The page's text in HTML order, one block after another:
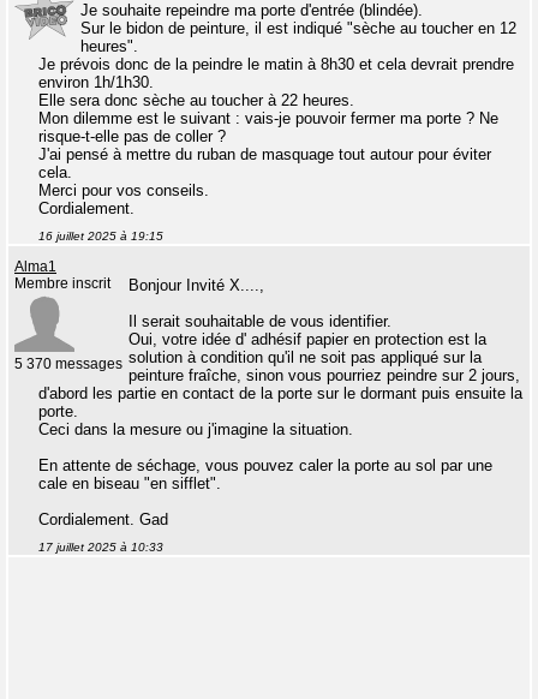
Je souhaite repeindre ma porte d'entrée (blindée).
Sur le bidon de peinture, il est indiqué "sèche au toucher en 12
heures".
Je prévois donc de la peindre le matin à 8h30 et cela devrait prendre
environ 1h/1h30.
Elle sera donc sèche au toucher à 22 heures.
Mon dilemme est le suivant : vais-je pouvoir fermer ma porte ? Ne
risque-t-elle pas de coller ?
J'ai pensé à mettre du ruban de masquage tout autour pour éviter
cela.
Merci pour vos conseils.
Cordialement.
16 juillet 2025 à 19:15
Alma1
Membre inscrit
5 370 messages
Bonjour Invité X....,
Il serait souhaitable de vous identifier.
Oui, votre idée d' adhésif papier en protection est la
solution à condition qu'il ne soit pas appliqué sur la
peinture fraîche, sinon vous pourriez peindre sur 2 jours,
d'abord les partie en contact de la porte sur le dormant puis ensuite la
porte.
Ceci dans la mesure ou j'imagine la situation.
En attente de séchage, vous pouvez caler la porte au sol par une
cale en biseau "en sifflet".
Cordialement. Gad
17 juillet 2025 à 10:33